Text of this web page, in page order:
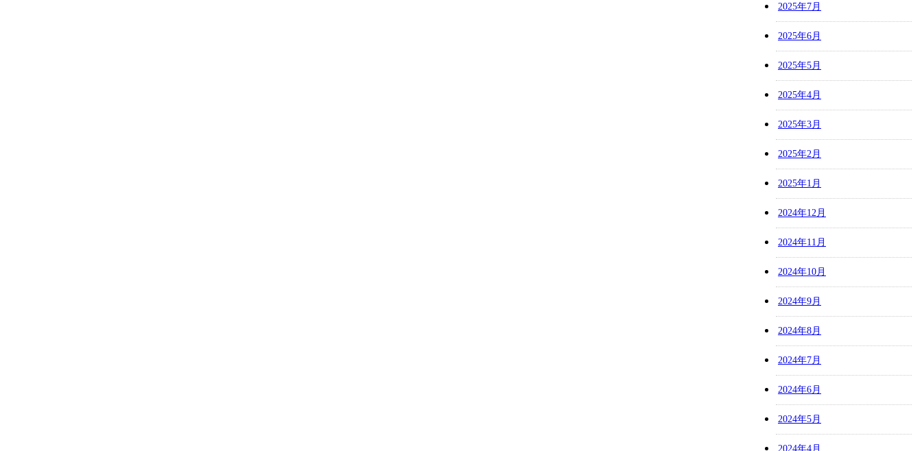
2025年7月
2025年6月
2025年5月
2025年4月
2025年3月
2025年2月
2025年1月
2024年12月
2024年11月
2024年10月
2024年9月
2024年8月
2024年7月
2024年6月
2024年5月
2024年4月